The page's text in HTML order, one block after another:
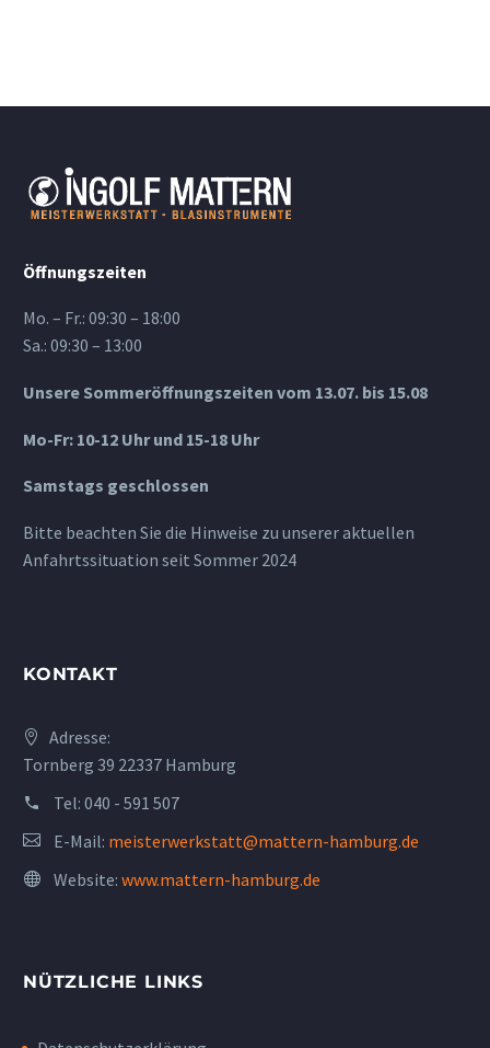
Öffnungszeiten
Mo. – Fr.: 09:30 – 18:00
Sa.: 09:30 – 13:00
Unsere Sommeröffnungszeiten vom 13.07. bis 15.08
Mo-Fr: 10-12 Uhr und 15-18 Uhr
Samstags geschlossen
Bitte beachten Sie die Hinweise zu unserer aktuellen
Anfahrtssituation seit Sommer 2024
KONTAKT
Adresse:
Tornberg 39 22337 Hamburg
Tel: 040 - 591 507
E-Mail: meisterwerkstatt@mattern-hamburg.de
Website: www.mattern-hamburg.de
NÜTZLICHE LINKS